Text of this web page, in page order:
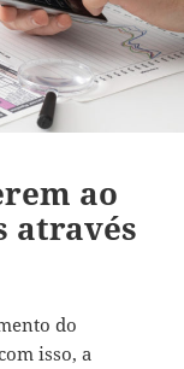
ao
através
do
isso, a